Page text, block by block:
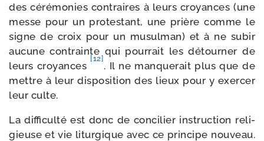
des céré­mo­nies contraires à leurs croyances (une
messe pour un pro­tes­tant, une prière comme le
signe de croix pour un musul­man) et à ne subir
aucune contrainte qui pour­rait les détour­ner de
leurs croyances
[12]
. Il ne man­que­rait plus que de
mettre à leur dis­po­si­tion des lieux pour y exer­cer
leur culte.
La dif­fi­cul­té est donc de conci­lier ins­truc­tion reli­
gieuse et vie litur­gique avec ce prin­cipe nou­veau.